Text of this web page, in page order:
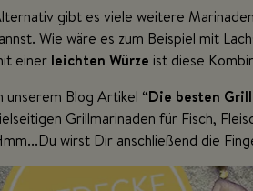
gibt es viele weitere
Wie wäre es zum Beispiel mit
einer leichten Würze ist diese
unserem Blog Artikel “Die besten
Grillmarinaden für Fisch,
wirst Dir anschließend die